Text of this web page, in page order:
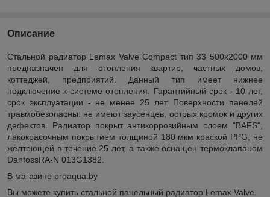
Описание
Стальной радиатор Lemax Valve Compact тип 33 500x2000 мм
предназначен для отопления квартир, частных домов,
коттеджей, предприятий. Данный тип имеет нижнее
подключение к системе отопления. Гарантийный срок - 10 лет,
срок эксплуатации - не менее 25 лет. Поверхности панелей
травмобезопасны: не имеют заусенцев, острых кромок и других
дефектов. Радиатор покрыт антикоррозийным слоем "BAFS",
лакокрасочным покрытием толщиной 180 мкм краской PPG, не
желтеющей в течение 25 лет, а также оснащен термоклапаном
DanfossRA-N 013G1382.
В магазине proaqua.by
Вы можете купить стальной панельный радиатор Lemax Valve